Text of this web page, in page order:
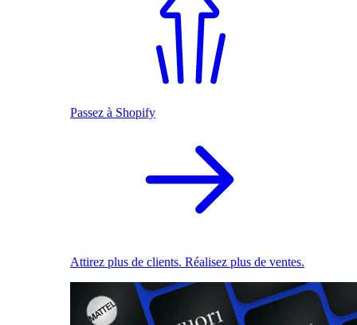
Passez à Shopify
Attirez plus de clients. Réalisez plus de ventes.